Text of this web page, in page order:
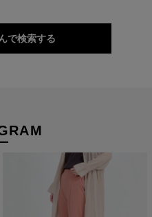
の装いを上品に整えてくれま
で検索する